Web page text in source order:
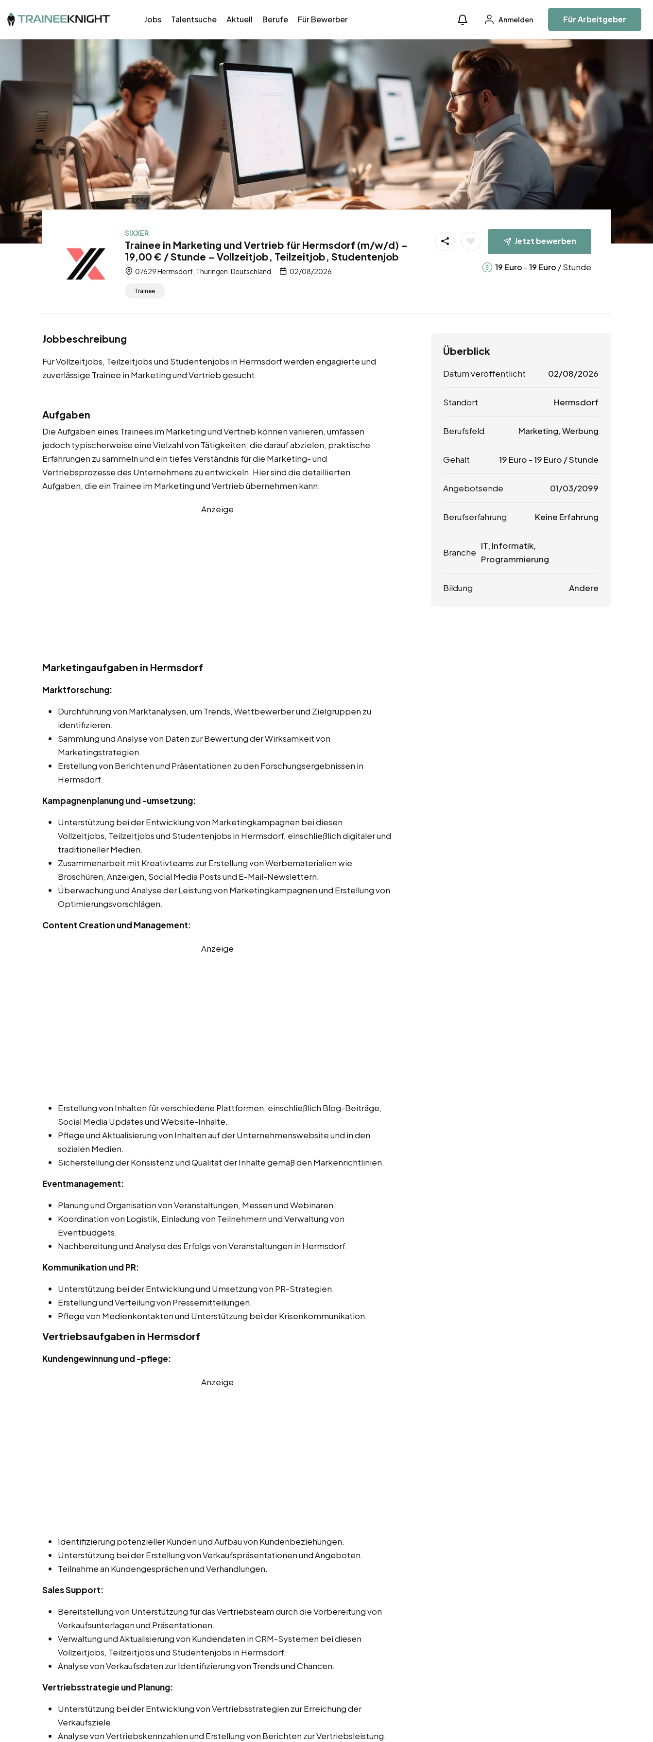
Jobs Talentsuche Aktuell Berufe Für Bewerber Anmelden Für Arbeitgeber
SIXXER
Trainee in Marketing und Vertrieb für Hermsdorf (m/w/d) –
19,00 € / Stunde – Vollzeitjob, Teilzeitjob, Studentenjob
07629 Hermsdorf, Thüringen, Deutschland 02/08/2026
Trainee
Jetzt bewerben
19 Euro -19 Euro / Stunde
Jobbeschreibung
Für Vollzeitjobs, Teilzeitjobs und Studentenjobs in Hermsdorf werden engagierte und
zuverlässige Trainee in Marketing und Vertrieb gesucht.
Aufgaben
Die Aufgaben eines Trainees im Marketing und Vertrieb können variieren, umfassen
jedoch typischerweise eine Vielzahl von Tätigkeiten, die darauf abzielen, praktische
Erfahrungen zu sammeln und ein tiefes Verständnis für die Marketing- und
Vertriebsprozesse des Unternehmens zu entwickeln. Hier sind die detaillierten
Aufgaben, die ein Trainee im Marketing und Vertrieb übernehmen kann:
Anzeige
Marketingaufgaben in Hermsdorf
Marktforschung:
Durchführung von Marktanalysen, um Trends, Wettbewerber und Zielgruppen zu
identifizieren.
Sammlung und Analyse von Daten zur Bewertung der Wirksamkeit von
Marketingstrategien.
Erstellung von Berichten und Präsentationen zu den Forschungsergebnissen in
Hermsdorf.
Kampagnenplanung und -umsetzung:
Unterstützung bei der Entwicklung von Marketingkampagnen bei diesen
Vollzeitjobs, Teilzeitjobs und Studentenjobs in Hermsdorf, einschließlich digitaler und
traditioneller Medien.
Zusammenarbeit mit Kreativteams zur Erstellung von Werbematerialien wie
Broschüren, Anzeigen, Social Media Posts und E-Mail-Newslettern.
Überwachung und Analyse der Leistung von Marketingkampagnen und Erstellung von
Optimierungsvorschlägen.
Content Creation und Management:
Anzeige
Erstellung von Inhalten für verschiedene Plattformen, einschließlich Blog-Beiträge,
Social Media Updates und Website-Inhalte.
Pflege und Aktualisierung von Inhalten auf der Unternehmenswebsite und in den
sozialen Medien.
Sicherstellung der Konsistenz und Qualität der Inhalte gemäß den Markenrichtlinien.
Eventmanagement:
Planung und Organisation von Veranstaltungen, Messen und Webinaren.
Koordination von Logistik, Einladung von Teilnehmern und Verwaltung von
Eventbudgets.
Nachbereitung und Analyse des Erfolgs von Veranstaltungen in Hermsdorf.
Kommunikation und PR:
Unterstützung bei der Entwicklung und Umsetzung von PR-Strategien.
Erstellung und Verteilung von Pressemitteilungen.
Pflege von Medienkontakten und Unterstützung bei der Krisenkommunikation.
Vertriebsaufgaben in Hermsdorf
Kundengewinnung und -pflege:
Anzeige
Identifizierung potenzieller Kunden und Aufbau von Kundenbeziehungen.
Unterstützung bei der Erstellung von Verkaufspräsentationen und Angeboten.
Teilnahme an Kundengesprächen und Verhandlungen.
Sales Support:
Bereitstellung von Unterstützung für das Vertriebsteam durch die Vorbereitung von
Verkaufsunterlagen und Präsentationen.
Verwaltung und Aktualisierung von Kundendaten in CRM-Systemen bei diesen
Vollzeitjobs, Teilzeitjobs und Studentenjobs in Hermsdorf.
Analyse von Verkaufsdaten zur Identifizierung von Trends und Chancen.
Vertriebsstrategie und Planung:
Unterstützung bei der Entwicklung von Vertriebsstrategien zur Erreichung der
Verkaufsziele.
Analyse von Vertriebskennzahlen und Erstellung von Berichten zur Vertriebsleistung.
Überblick
Datum veröffentlicht 02/08/2026
Standort Hermsdorf
Berufsfeld Marketing, Werbung
Gehalt 19 Euro -19 Euro / Stunde
Angebotsende 01/03/2099
Berufserfahrung Keine Erfahrung
Branche
IT, Informatik,
Programmierung
Bildung Andere